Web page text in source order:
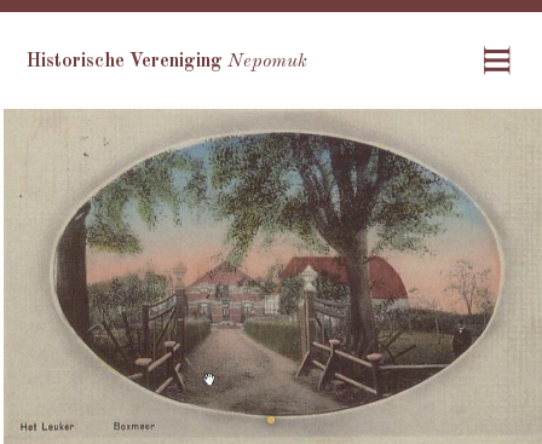
Historische VerenigingNepomuk
•